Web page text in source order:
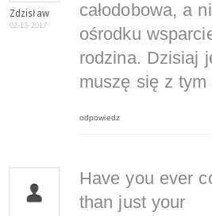
Zdzisław
02-13-2017
całodobowa, a
ośrodku
rodzina. Dzisiaj
muszę się z tym
odpowiedz
Have you ever
than just your